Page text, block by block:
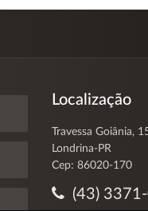
Localização
Travessa Goiânia,
Londrina-PR
Cep: 86020-170
(43)